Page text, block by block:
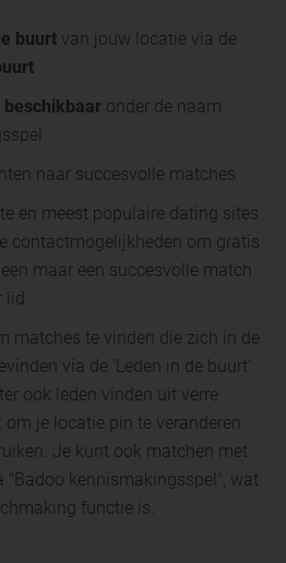
buurt van jouw locatie via de
onder de naam
naar succesvolle matches
en meest populaire dating sites
contactmogelijkheden om gratis
maar een succesvolle match
lid.
matches te vinden die zich in de
via de 'Leden in de buurt'
ook leden vinden uit verre
je locatie pin te veranderen
Je kunt ook matchen met
"Badoo kennismakingsspel", wat
functie is.